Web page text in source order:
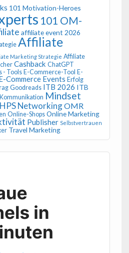
101 Motivation-Heroes
101 OM-
affiliate event 2026
Affiliate
Marketing Strategie Affiliate
Cashback ChatGPT
- Tools E-Commerce-Tool E-
Commerce Events Erfolg
Goodreads ITB 2026 ITB
Kommunikation Mindset
NetworkingOMR
Online-Shops Online Marketing
Publisher Selbstvertrauen
Travel Marketing